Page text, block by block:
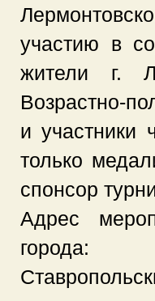
участию в
жители г.
Возрастно-
и участники
только
спонсор
Адрес
города: